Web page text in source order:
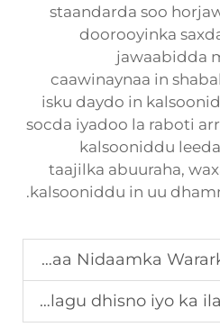
staandarda soo
doorooyinka
jawaabidda
caawinaynaa in
isku daydo in
socda iyadoo la raboti
kalsooniddu
taajilka abuuraha,
kalsooniddu in uu
Sida Sareynta Carraanta Dhagaxda Ee Siyaasadeed
Sidaasoo fiber optic adapters ayey kala badan